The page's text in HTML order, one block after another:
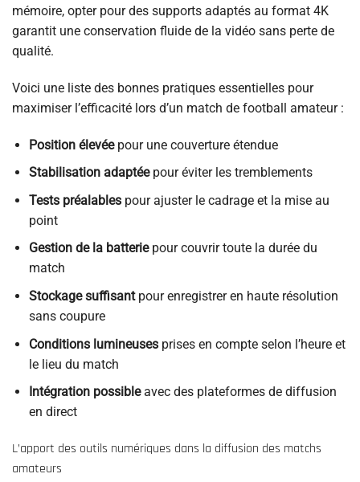
mémoire, opter pour des supports adaptés au format 4K
garantit une conservation fluide de la vidéo sans perte de
qualité.
Voici une liste des bonnes pratiques essentielles pour
maximiser l’efficacité lors d’un match de football amateur :
Position élevéepour une couverture étendue
Stabilisation adaptéepour éviter les tremblements
Tests préalablespour ajuster le cadrage et la mise au
point
Gestion de la batteriepour couvrir toute la durée du
match
Stockage suffisantpour enregistrer en haute résolution
sans coupure
Conditions lumineusesprises en compte selon l’heure et
le lieu du match
Intégration possibleavec des plateformes de diffusion
en direct
L’apport des outils numériques dans la diffusion des matchs
amateurs